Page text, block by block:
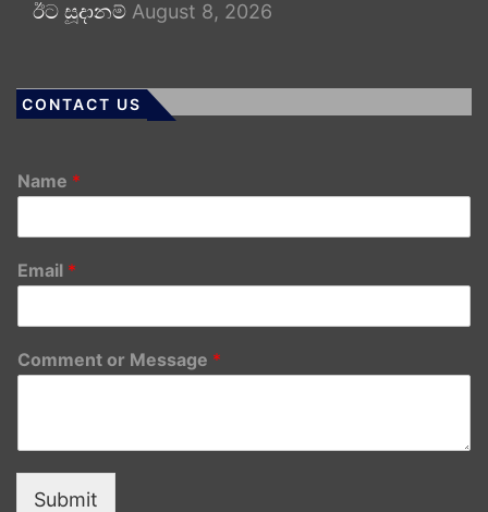
ඊට සූදානම් August 8, 2026
CONTACT US
Name *
Email *
Comment or Message *
Submit